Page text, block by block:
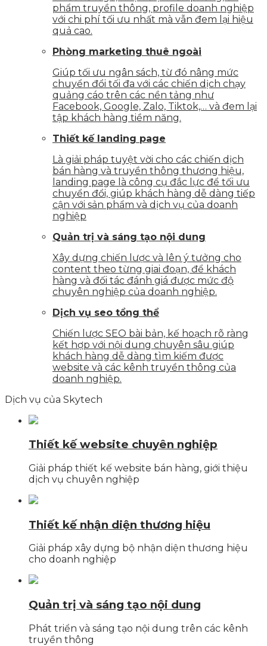
phẩm truyền thông, profile doanh nghiệp
với chi phí tối ưu nhất mà vẫn đem lại hiệu
quả cao.
Phòng marketing thuê ngoài
Giúp tối ưu ngân sách, từ đó nâng mức
chuyển đổi tối đa với các chiến dịch chạy
quảng cáo trên các nền tảng như
Facebook, Google, Zalo, Tiktok,… và đem lại
tập khách hàng tiềm năng.
Thiết kế landing page
Là giải pháp tuyệt vời cho các chiến dịch
bán hàng và truyền thông thương hiệu,
landing page là công cụ đắc lực để tối ưu
chuyển đổi, giúp khách hàng dễ dàng tiếp
cận với sản phẩm và dịch vụ của doanh
nghiệp
Quản trị và sáng tạo nội dung
Xây dựng chiến lược và lên ý tưởng cho
content theo từng giai đoạn, để khách
hàng và đối tác đánh giá được mức độ
chuyên nghiệp của doanh nghiệp.
Dịch vụ seo tổng thể
Chiến lược SEO bài bản, kế hoạch rõ ràng
kết hợp với nội dung chuyên sâu giúp
khách hàng dễ dàng tìm kiếm được
website và các kênh truyền thông của
doanh nghiệp.
Dịch vụ của Skytech
Thiết kế website chuyên nghiệp
Giải pháp thiết kế website bán hàng, giới thiệu
dịch vụ chuyên nghiệp
Thiết kế nhận diện thương hiệu
Giải pháp xây dựng bộ nhận diện thương hiệu
cho doanh nghiệp
Quản trị và sáng tạo nội dung
Phát triển và sáng tạo nội dung trên các kênh
truyền thông